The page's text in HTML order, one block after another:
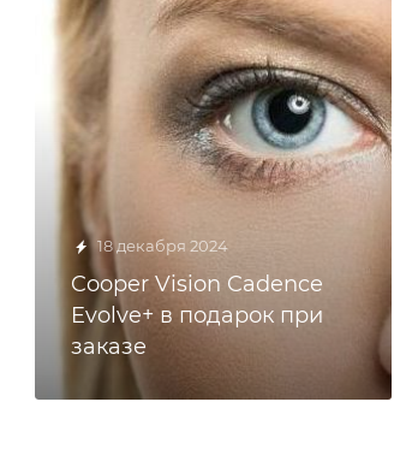
18 декабря 2024
Cooper Vision Cadence
Evolve+ в подарок при
заказе